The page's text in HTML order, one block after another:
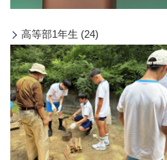
高等部1年生 (24)